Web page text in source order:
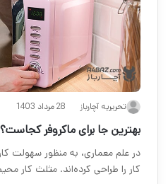
تحریریه آچارباز 28 مرداد 1403
بهترین جا برای ماکروفر کجاست؟
در علم معماری، به منظور سهولت
کار را طراحی کرده‌اند. مثلث کار